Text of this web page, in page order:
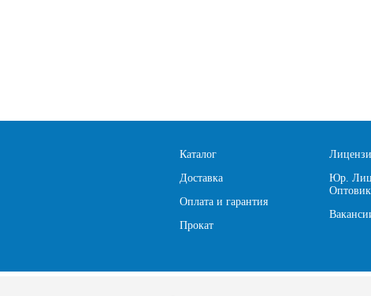
Каталог
Доставка
Оплата и гарантия
Прокат
Юр.